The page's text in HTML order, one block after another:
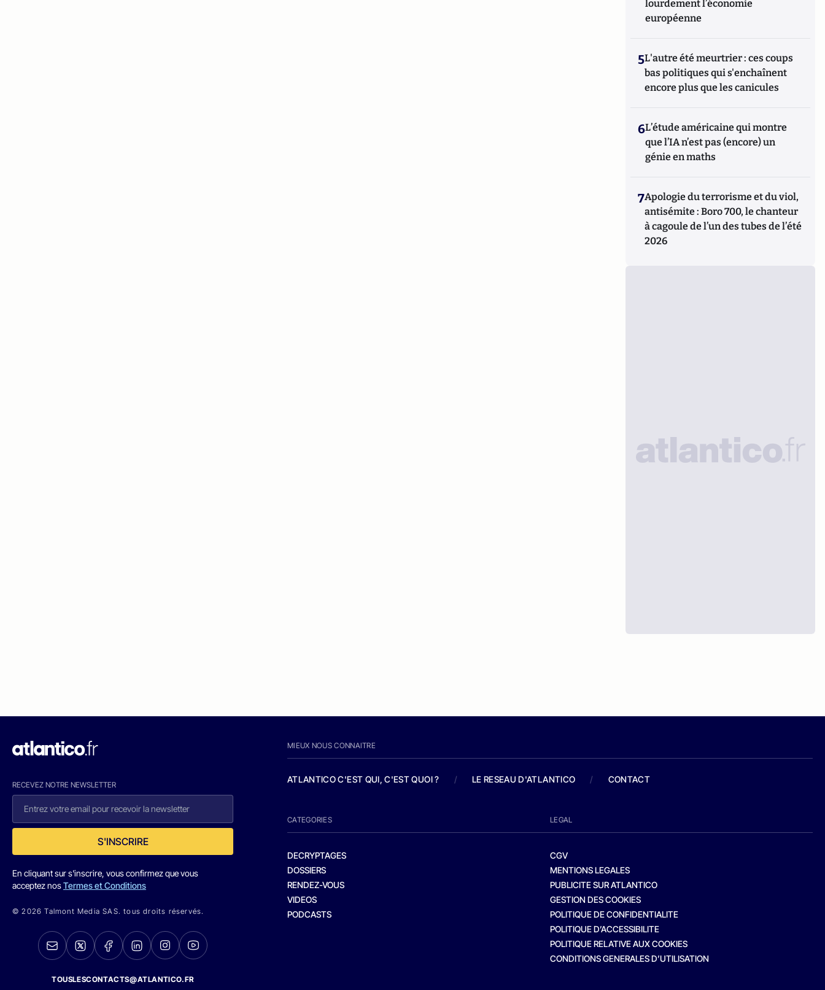
lourdement l’économie
européenne
5L'autre été meurtrier : ces coups
bas politiques qui s'enchaînent
encore plus que les canicules
6L’étude américaine qui montre
que l’IA n’est pas (encore) un
génie en maths
7Apologie du terrorisme et du viol,
antisémite : Boro 700, le chanteur
à cagoule de l’un des tubes de l’été
2026
RECEVEZ NOTRE NEWSLETTER
S'INSCRIRE
En cliquant sur s'inscrire, vous confirmez que vous
acceptez nosTermes et Conditions
© 2026 Talmont Media SAS. tous droits réservés.
TOUSLESCONTACTS@ATLANTICO.FR
MIEUX NOUS CONNAITRE
ATLANTICO C'EST QUI, C'EST QUOI ? / LE RESEAU D'ATLANTICO / CONTACT
CATEGORIES
DECRYPTAGES
DOSSIERS
RENDEZ-VOUS
VIDEOS
PODCASTS
LEGAL
CGV
MENTIONS LEGALES
PUBLICITE SUR ATLANTICO
GESTION DES COOKIES
POLITIQUE DE CONFIDENTIALITE
POLITIQUE D’ACCESSIBILITE
POLITIQUE RELATIVE AUX COOKIES
CONDITIONS GENERALES D’UTILISATION